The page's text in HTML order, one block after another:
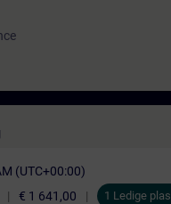
(UTC+00:00)
€ 1 641,00 1 Ledige